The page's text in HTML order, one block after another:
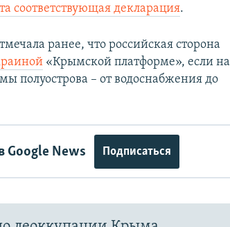
соответствующая декларация.
ранее, что российская сторона
«Крымской платформе», если на
полуострова – от водоснабжения до
Google News Подписаться